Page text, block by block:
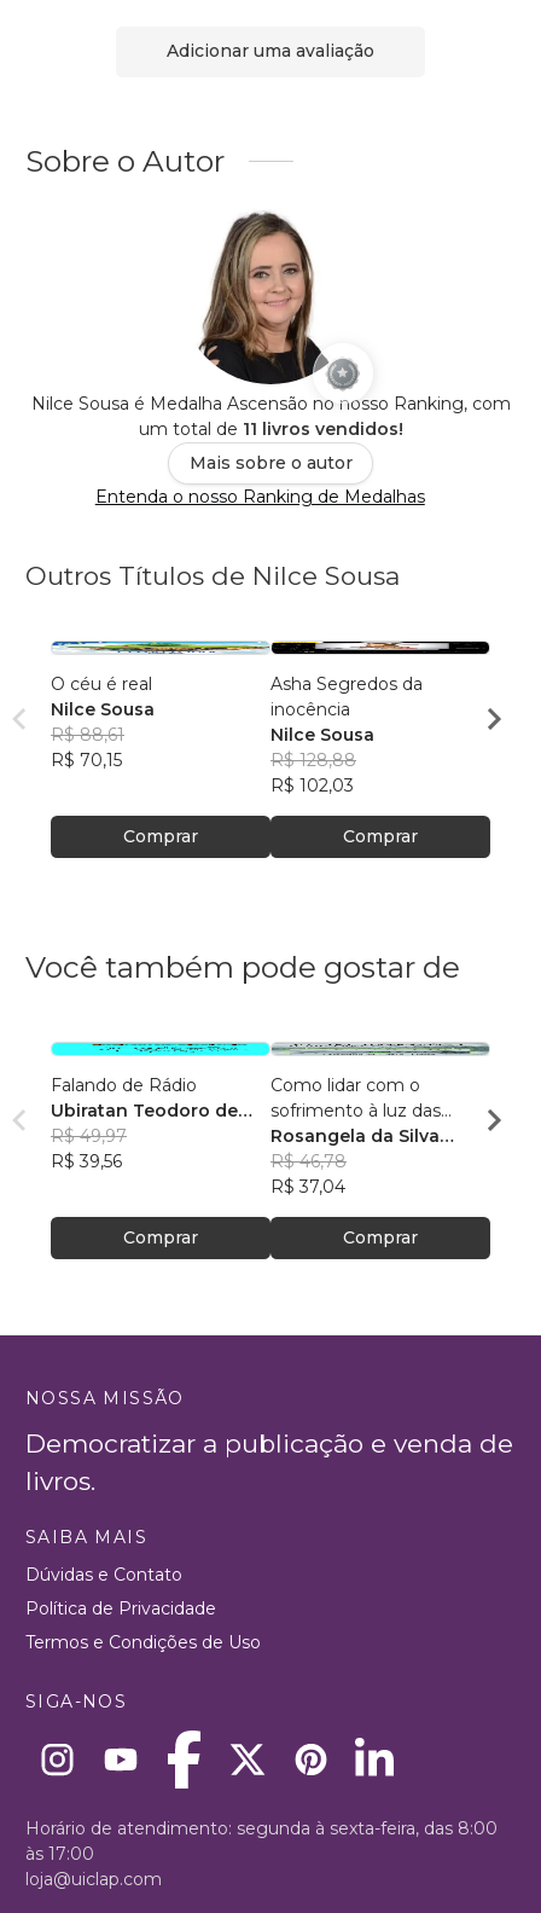
Adicionar uma avaliação
Sobre o Autor
Nilce Sousa é Medalha Ascensão no nosso Ranking, com
um total de 11 livros vendidos!
Mais sobre o autor
Entenda o nosso Ranking de Medalhas
Outros Títulos de Nilce Sousa
O céu é real
Nilce Sousa
R$ 88,61
R$ 70,15
Comprar
Asha Segredos da
inocência
Nilce Sousa
R$ 128,88
R$ 102,03
Comprar
Nilce
R$
Você também pode gostar de
Falando de Rádio
Ubiratan Teodoro de
Souza
R$ 49,97
R$ 39,56
Comprar
Como lidar com o
sofrimento à luz das
Escrituras?
Rosangela da Silva
Feitosa
R$ 46,78
R$ 37,04
Comprar
NOSSA MISSÃO
Democratizar a publicação e venda de
livros.
SAIBA MAIS
Dúvidas e Contato
Política de Privacidade
Termos e Condições de Uso
SIGA-NOS
Horário de atendimento: segunda à sexta-feira, das 8:00
às 17:00
loja@uiclap.com